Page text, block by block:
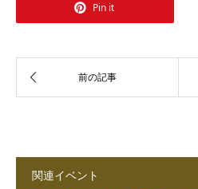
Pin it
関連イベント